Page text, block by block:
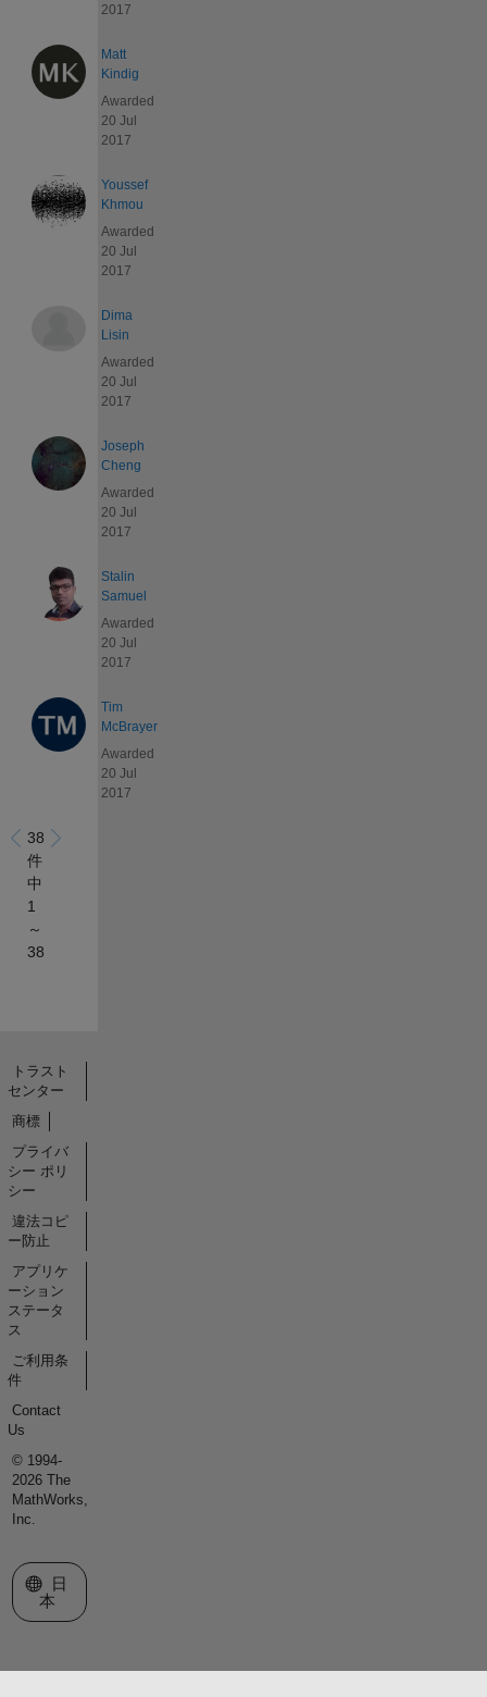
2017
Matt
Kindig
Awarded
20 Jul
2017
Youssef
Khmou
Awarded
20 Jul
2017
Dima
Lisin
Awarded
20 Jul
2017
Joseph
Cheng
Awarded
20 Jul
2017
Stalin
Samuel
Awarded
20 Jul
2017
Tim
McBrayer
Awarded
20 Jul
2017
38
件
中
1
～
38
トラスト
センター
商標
プライバ
シー ポリ
シー
違法コピ
ー防止
アプリケ
ーション
ステータ
ス
ご利用条
件
Contact
Us
© 1994-
2026 The
MathWorks,
Inc.
Web サイトの選択
日
本